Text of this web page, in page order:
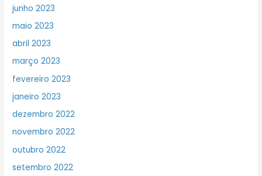
junho 2023
maio 2023
abril 2023
março 2023
fevereiro 2023
janeiro 2023
dezembro 2022
novembro 2022
outubro 2022
setembro 2022